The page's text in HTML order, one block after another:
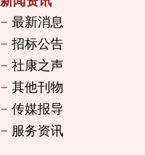
最新消息
招标公告
社康之声
其他刊物
传媒报导
服务资讯